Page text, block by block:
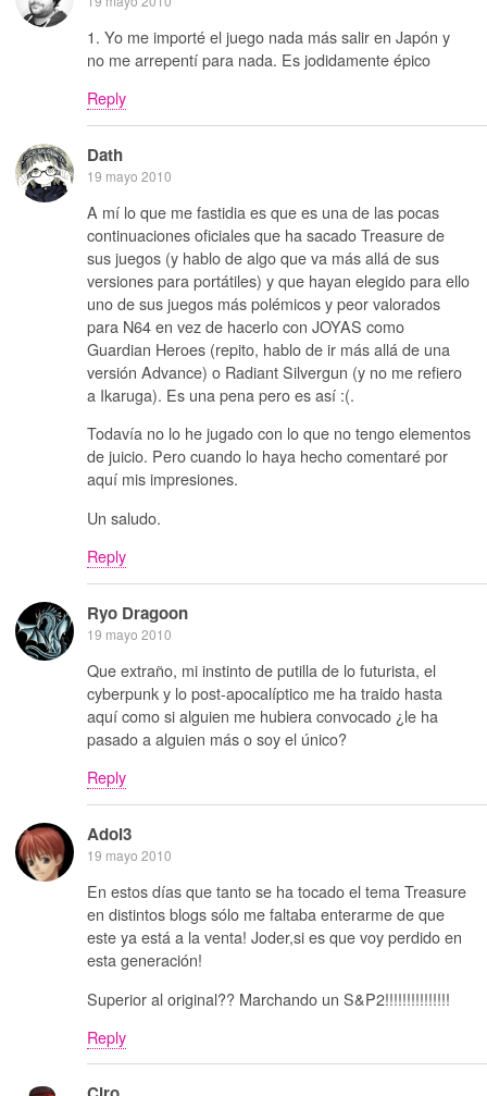
1. Yo me importé el juego nada más salir en Japón y
no me arrepentí para nada. Es jodidamente épico
Reply
Dath
19 mayo 2010
A mí lo que me fastidia es que es una de las pocas
continuaciones oficiales que ha sacado Treasure de
sus juegos (y hablo de algo que va más allá de sus
versiones para portátiles) y que hayan elegido para ello
uno de sus juegos más polémicos y peor valorados
para N64 en vez de hacerlo con JOYAS como
Guardian Heroes (repito, hablo de ir más allá de una
versión Advance) o Radiant Silvergun (y no me refiero
a Ikaruga). Es una pena pero es así :(.
Todavía no lo he jugado con lo que no tengo elementos
de juicio. Pero cuando lo haya hecho comentaré por
aquí mis impresiones.
Un saludo.
Reply
Ryo Dragoon
19 mayo 2010
Que extraño, mi instinto de putilla de lo futurista, el
cyberpunk y lo post-apocalíptico me ha traido hasta
aquí como si alguien me hubiera convocado ¿le ha
pasado a alguien más o soy el único?
Reply
Adol3
19 mayo 2010
En estos días que tanto se ha tocado el tema Treasure
en distintos blogs sólo me faltaba enterarme de que
este ya está a la venta! Joder,si es que voy perdido en
esta generación!
Superior al original?? Marchando un S&P2!!!!!!!!!!!!!!!
Reply